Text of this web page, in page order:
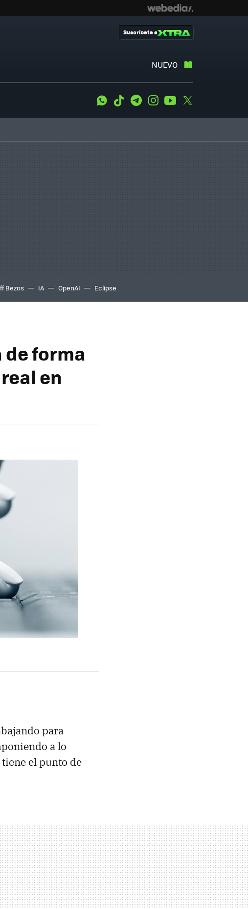
NUEVO
Suscríbete a
WhatsApp
Tiktok TelegramInstagramYoutube
Bezos IA OpenAI Eclipse
forma
en
para
a lo
el punto de